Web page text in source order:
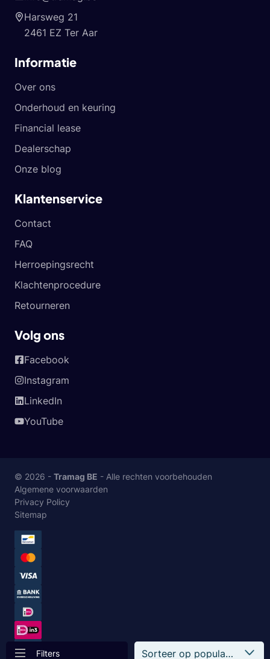
Filters
Harsweg 21
2461 EZ Ter Aar
Informatie
Over ons
Onderhoud en keuring
Financial lease
Dealerschap
Onze blog
Klantenservice
Contact
FAQ
Herroepingsrecht
Klachtenprocedure
Retourneren
Volg ons
Facebook
Instagram
LinkedIn
YouTube
© 2026 - Tramag BE - Alle rechten voorbehouden
Algemene voorwaarden
Privacy Policy
Sitemap